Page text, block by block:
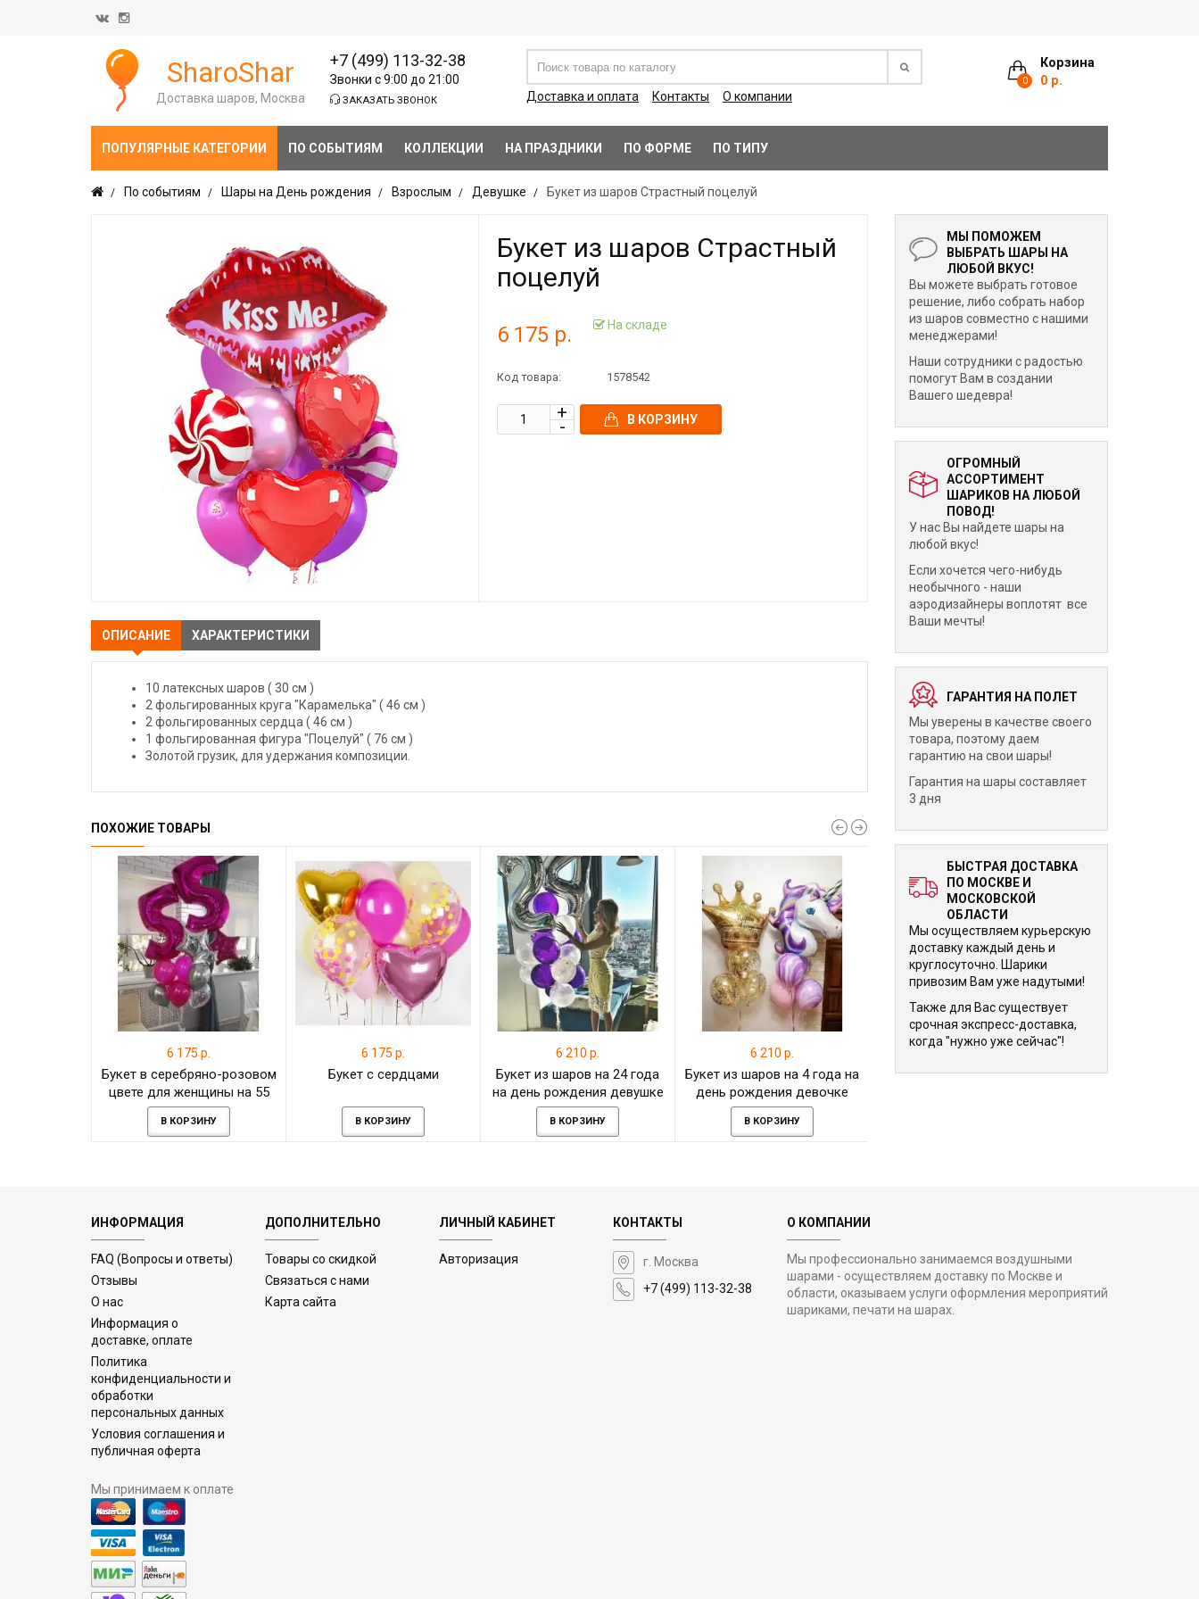
Корзина
0 0 р.
SharoShar
Доставка шаров, Москва
+7 (499) 113-32-38
Звонки с 9:00 до 21:00
ЗАКАЗАТЬ ЗВОНОК Доставка и оплата Контакты О компании
ПОПУЛЯРНЫЕ КАТЕГОРИИ ПО СОБЫТИЯМ КОЛЛЕКЦИИ НА ПРАЗДНИКИ ПО ФОРМЕ ПО ТИПУ
По событиям Шары на День рождения Взрослым Девушке Букет из шаров Страстный поцелуй
Букет из шаров Страстный
поцелуй
6 175 р. На складе
Код товара: 1578542
В КОРЗИНУ
ОПИСАНИЕ ХАРАКТЕРИСТИКИ
10 латексных шаров ( 30 см )
2 фольгированных круга "Карамелька" ( 46 см )
2 фольгированных сердца ( 46 см )
1 фольгированная фигура "Поцелуй" ( 76 см )
Золотой грузик, для удержания композиции.
ПОХОЖИЕ ТОВАРЫ
6 175 р.
Букет в серебряно-розовом
цвете для женщины на 55
лет
В КОРЗИНУ
6 175 р.
Букет с сердцами
В КОРЗИНУ
6 210 р.
Букет из шаров на 24 года
на день рождения девушке
В КОРЗИНУ
6 210 р.
Букет из шаров на 4 года на
день рождения девочке
В КОРЗИНУ
6 210 р.
Букет шаров Сатиновое
МЫ ПОМОЖЕМ
ВЫБРАТЬ ШАРЫ НА
ЛЮБОЙ ВКУС!
Вы можете выбрать готовое
решение, либо собрать набор
из шаров совместно с нашими
менеджерами!
Наши сотрудники с радостью
помогут Вам в создании
Вашего шедевра!
ОГРОМНЫЙ
АССОРТИМЕНТ
ШАРИКОВ НА ЛЮБОЙ
ПОВОД!
У нас Вы найдете шары на
любой вкус!
Если хочется чего-нибудь
необычного - наши
аэродизайнеры воплотят все
Ваши мечты!
ГАРАНТИЯ НА ПОЛЕТ
Мы уверены в качестве своего
товара, поэтому даем
гарантию на свои шары!
Гарантия на шары составляет
3 дня
БЫСТРАЯ ДОСТАВКА
ПО МОСКВЕ И
МОСКОВСКОЙ
ОБЛАСТИ
Мы осуществляем курьерскую
доставку каждый день и
круглосуточно. Шарики
привозим Вам уже надутыми!
Также для Вас существует
срочная экспресс-доставка,
когда "нужно уже сейчас"!
ИНФОРМАЦИЯ
FAQ (Вопросы и ответы)
Отзывы
О нас
Информация о
доставке, оплате
Политика
конфиденциальности и
обработки
персональных данных
Условия соглашения и
публичная оферта
Мы принимаем к оплате
ДОПОЛНИТЕЛЬНО
Товары со скидкой
Связаться с нами
Карта сайта
ЛИЧНЫЙ КАБИНЕТ
Авторизация
КОНТАКТЫ
г. Москва
+7 (499) 113-32-38
О КОМПАНИИ
Мы профессионально занимаемся воздушными
шарами - осуществляем доставку по Москве и
области, оказываем услуги оформления мероприятий
шариками, печати на шарах.